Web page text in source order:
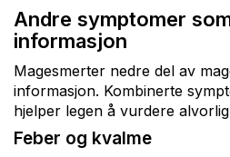
Andre symptomer
informasjon
Magesmerter nedre del av
informasjon. Kombinerte
hjelper legen å vurdere
Feber og kvalme